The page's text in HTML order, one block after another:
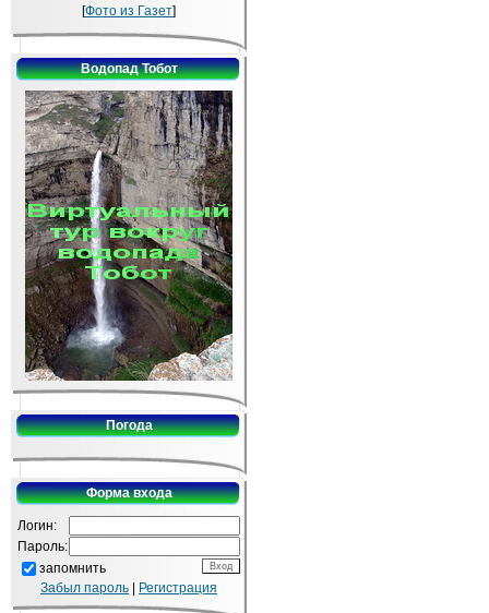
[Фото из Газет]
Водопад Тобот
Погода
Форма входа
Логин:
Пароль:
запомнить
Забыл пароль
Регистрация